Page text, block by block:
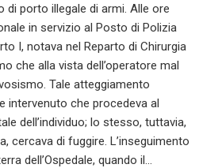
di porto illegale di armi. Alle ore
in servizio al Posto di Polizia
I, notava nel Reparto di Chirurgia
che alla vista dell’operatore mal
Tale atteggiamento
intervenuto che procedeva al
dell’individuo; lo stesso, tuttavia,
cercava di fuggire. L’inseguimento
dell’Ospedale, quando il…